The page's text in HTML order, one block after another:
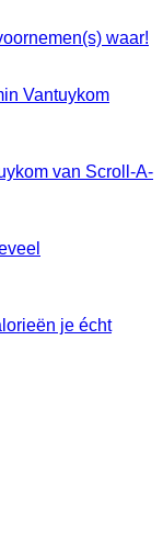
waar!
van Scroll-A-
je écht